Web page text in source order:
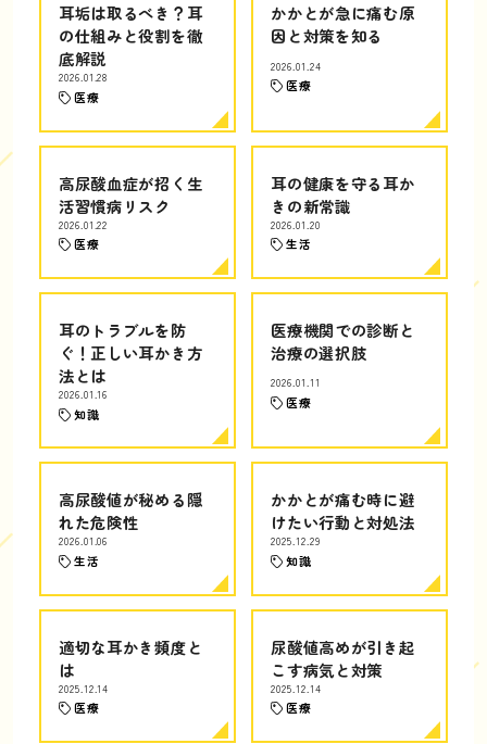
耳垢は取るべき？耳
の仕組みと役割を徹
底解説
2026.01.28
医療
かかとが急に痛む原
因と対策を知る
2026.01.24
医療
高尿酸血症が招く生
活習慣病リスク
2026.01.22
医療
耳の健康を守る耳か
きの新常識
2026.01.20
生活
耳のトラブルを防
ぐ！正しい耳かき方
法とは
2026.01.16
知識
医療機関での診断と
治療の選択肢
2026.01.11
医療
高尿酸値が秘める隠
れた危険性
2026.01.06
生活
かかとが痛む時に避
けたい行動と対処法
2025.12.29
知識
適切な耳かき頻度と
は
2025.12.14
医療
尿酸値高めが引き起
こす病気と対策
2025.12.14
医療